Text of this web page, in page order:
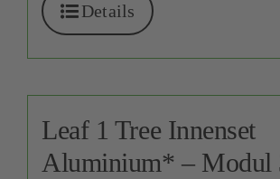
Details
Leaf 1 Tree Innenset
Aluminium* – Modul